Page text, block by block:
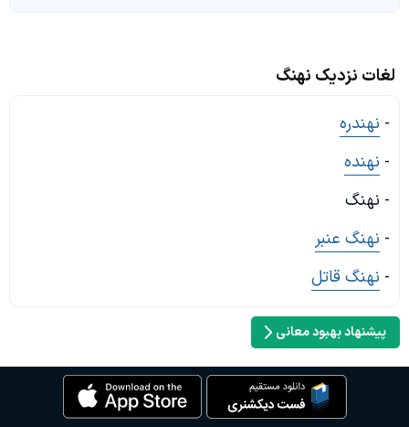
لغات نزدیک نهنگ
- نهندره
- نهنده
- نهنگ
- نهنگ عنبر
- نهنگ قاتل
پیشنهاد بهبود معانی